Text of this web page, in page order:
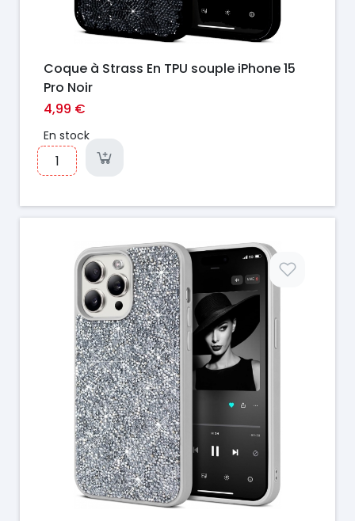
Coque à Strass En TPU souple iPhone 15
Pro Noir
4,99 €
En stock